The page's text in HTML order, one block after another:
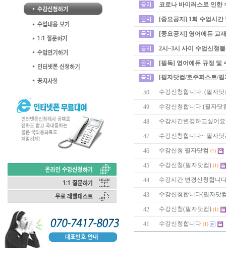
코로나 바이러스로 인한
[중요공지] 1회 수업시
[중요공지] 영어에듀 교
2시~3시 사이 수업신청
[필독] 영어에듀 규정 및
[필자닷컴/호주퍼스트/
50 수강신청합니다. (필자닷
49 수강신청합니다.(필자닷
48 수강시간변경하고싶어요
47 수강신청합니다~ 필자닷
46 수강신청 필자닷컴 (1)
45 수강신청(필자닷컴) (1)
44 수강시간 변경신청합니
43 수강신청합니다(필자닷
42 수강신청(필자닷컴) (1)
41 수강신청합니다 (1)